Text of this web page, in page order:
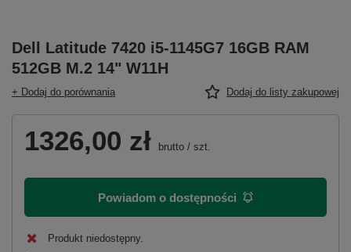
Dell Latitude 7420 i5-1145G7 16GB RAM
512GB M.2 14" W11H
+ Dodaj do porównania Dodaj do listy zakupowej
1326,00 zł brutto / szt.
Powiadom o dostępności
Produkt niedostępny